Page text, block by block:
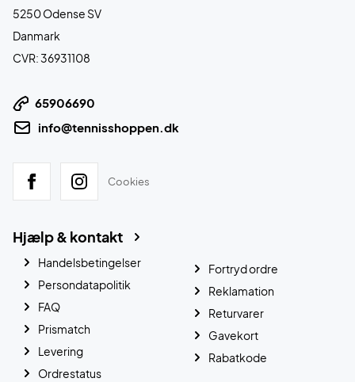
5250 Odense SV
Danmark
CVR: 36931108
65906690
info@tennisshoppen.dk
Cookies
Hjælp & kontakt
Handelsbetingelser
Persondatapolitik
FAQ
Prismatch
Levering
Ordrestatus
Fortryd ordre
Reklamation
Returvarer
Gavekort
Rabatkode